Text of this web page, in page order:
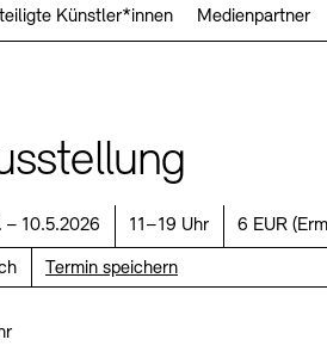
Akademien
– KUNSTWELTEN
Musik
Sache
modelle
Künstler*innen Medienpartner
– 10.5.2026 Uhrzeit:
11–19 Uhr Preis:
6 EUR (
Termin speichern